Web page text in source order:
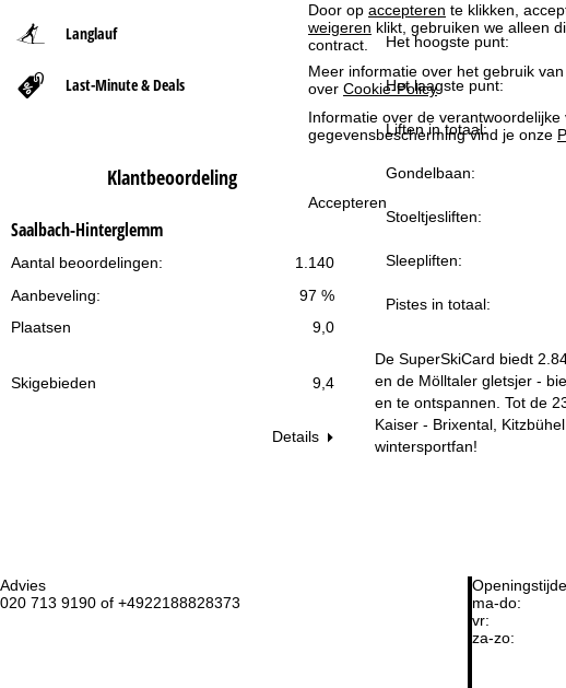
Door op accepteren te klikken,
weigeren klikt, gebruiken we alleen
contract.
Meer informatie over het gebruik
over Cookie-Policy.
Informatie over de verantwoordelijke
gegevensbescherming vind je onze
Accepteren
Advies
020 713 9190 of +4922188828373
ma-do:
vr:
za-zo:
Langlauf
Last-Minute & Deals
Klantbeoordeling
Saalbach-Hinterglemm
1.140
Aantal beoordelingen:
97 %
Aanbeveling:
Plaatsen
9,0
Skigebieden 9,4
Details
t
p
a
g
i
n
a
Het hoogste punt:
Het laagste punt:
Liften in totaal:
Gondelbaan:
Stoeltjesliften:
Sleepliften:
Pistes in totaal:
De SuperSkiCard biedt
en de Mölltaler gletsjer -
en te ontspannen. Tot de
Kaiser - Brixental,
wintersportfan!